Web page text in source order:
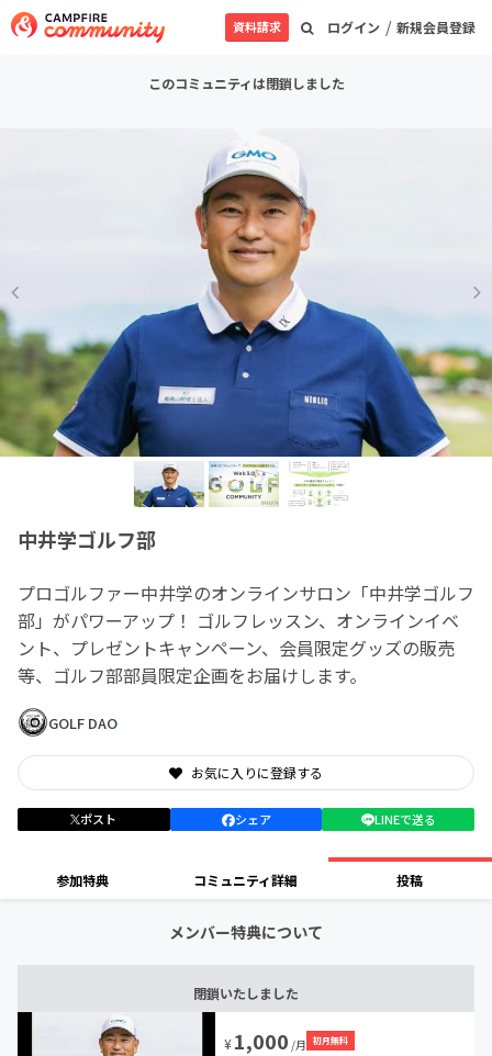
ログイン / 新規会員登録
資料請求
このコミュニティは閉鎖しました
中井学ゴルフ部
プロゴルファー中井学のオンラインサロン「中井学ゴルフ
部」がパワーアップ！ ゴルフレッスン、オンラインイベ
ント、プレゼントキャンペーン、会員限定グッズの販売
等、ゴルフ部部員限定企画をお届けします。
GOLF DAO
お気に入りに登録する
ポスト シェア LINEで送る
参加特典 コミュニティ詳細 投稿
メンバー特典について
閉鎖いたしました
¥1,000 /月 初月無料